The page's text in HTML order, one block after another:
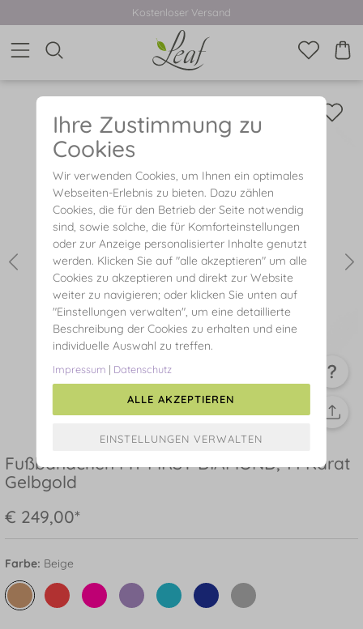
Kostenloser Versand
Fußbändchen MY FIRST DIAMOND, 14 Karat
Gelbgold
€ 249,00*
Farbe: Beige
Ihre Zustimmung zu
Cookies
Wir verwenden Cookies, um Ihnen ein optimales
Webseiten-Erlebnis zu bieten. Dazu zählen
Cookies, die für den Betrieb der Seite notwendig
sind, sowie solche, die für Komforteinstellungen
oder zur Anzeige personalisierter Inhalte genutzt
werden. Klicken Sie auf "alle akzeptieren" um alle
Cookies zu akzeptieren und direkt zur Website
weiter zu navigieren; oder klicken Sie unten auf
"Einstellungen verwalten", um eine detaillierte
Beschreibung der Cookies zu erhalten und eine
individuelle Auswahl zu treffen.
Impressum | Datenschutz
ALLE AKZEPTIEREN